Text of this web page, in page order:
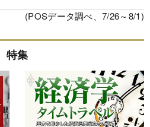
(POSデータ調べ、7/26～8/1)
特集